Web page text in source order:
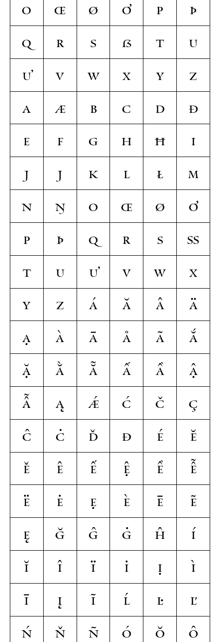
O
Œ Ø Ơ P
Þ
Q
R S ẞ T
U
Ư
V W X Y
Z
a
æ b c d
ð
e
f g h ħ
i
ȷ
j k l ł
m
n
ŋ o œ ø
ơ
p
þ q r s
ß
t
u ư v w
x
y
z Á Ă Â
Ä
Ạ
À Ā Å Ã
Ắ
Ặ
Ằ Ẵ Ấ Ầ
Ậ
Ẫ
Ą Ǽ Ć Č
Ç
Ĉ
Ċ Ď Đ É
Ĕ
Ě
Ê Ế Ệ Ề
Ễ
Ë
Ė Ẹ È Ē
Ẽ
Ę
Ğ Ĝ Ġ Ĥ
Í
Ĭ
Î Ï İ Ị
Ì
Ī
Į Ĩ Ĺ Ŀ
Ľ
Ń
Ň Ñ Ó Ŏ
Ô